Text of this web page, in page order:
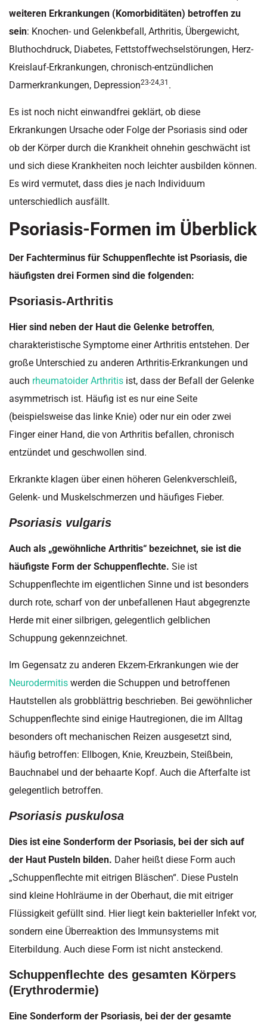
weiteren Erkrankungen (Komorbiditäten) betroffen zu
sein: Knochen- und Gelenkbefall, Arthritis, Übergewicht,
Bluthochdruck, Diabetes, Fettstoffwechselstörungen, Herz-
Kreislauf-Erkrankungen, chronisch-entzündlichen
Darmerkrankungen, Depression23-24,31 .
Es ist noch nicht einwandfrei geklärt, ob diese
Erkrankungen Ursache oder Folge der Psoriasis sind oder
ob der Körper durch die Krankheit ohnehin geschwächt ist
und sich diese Krankheiten noch leichter ausbilden können.
Es wird vermutet, dass dies je nach Individuum
unterschiedlich ausfällt.
Psoriasis-Formen im Überblick
Der Fachterminus für Schuppenflechte ist Psoriasis, die
häufigsten drei Formen sind die folgenden:
Psoriasis-Arthritis
Hier sind neben der Haut die Gelenke betroffen,
charakteristische Symptome einer Arthritis entstehen. Der
große Unterschied zu anderen Arthritis-Erkrankungen und
auch rheumatoider Arthritis ist, dass der Befall der Gelenke
asymmetrisch ist. Häufig ist es nur eine Seite
(beispielsweise das linke Knie) oder nur ein oder zwei
Finger einer Hand, die von Arthritis befallen, chronisch
entzündet und geschwollen sind.
Erkrankte klagen über einen höheren Gelenkverschleiß,
Gelenk- und Muskelschmerzen und häufiges Fieber.
Psoriasis vulgaris
Auch als „gewöhnliche Arthritis“ bezeichnet, sie ist die
häufigste Form der Schuppenflechte. Sie ist
Schuppenflechte im eigentlichen Sinne und ist besonders
durch rote, scharf von der unbefallenen Haut abgegrenzte
Herde mit einer silbrigen, gelegentlich gelblichen
Schuppung gekennzeichnet.
Im Gegensatz zu anderen Ekzem-Erkrankungen wie der
Neurodermitis werden die Schuppen und betroffenen
Hautstellen als grobblättrig beschrieben. Bei gewöhnlicher
Schuppenflechte sind einige Hautregionen, die im Alltag
besonders oft mechanischen Reizen ausgesetzt sind,
häufig betroffen: Ellbogen, Knie, Kreuzbein, Steißbein,
Bauchnabel und der behaarte Kopf. Auch die Afterfalte ist
gelegentlich betroffen.
Psoriasis puskulosa
Dies ist eine Sonderform der Psoriasis, bei der sich auf
der Haut Pusteln bilden. Daher heißt diese Form auch
„Schuppenflechte mit eitrigen Bläschen“. Diese Pusteln
sind kleine Hohlräume in der Oberhaut, die mit eitriger
Flüssigkeit gefüllt sind. Hier liegt kein bakterieller Infekt vor,
sondern eine Überreaktion des Immunsystems mit
Eiterbildung. Auch diese Form ist nicht ansteckend.
Schuppenflechte des gesamten Körpers
(Erythrodermie)
Eine Sonderform der Psoriasis, bei der der gesamte